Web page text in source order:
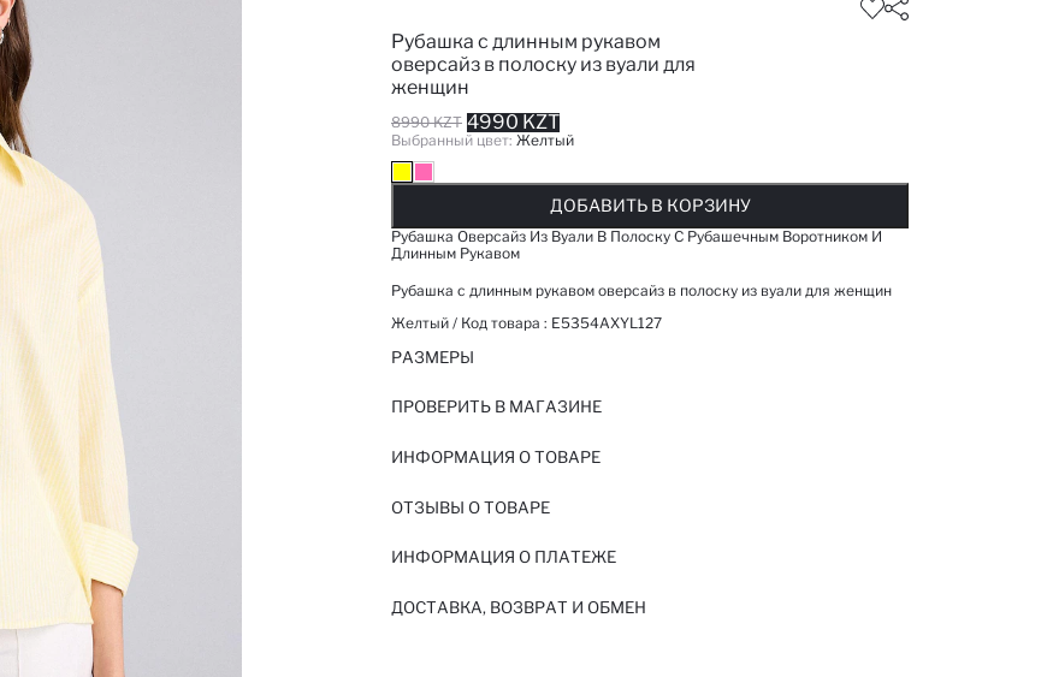
Рубашка с длинным рукавом
оверсайз в полоску из вуали для
женщин
8990 KZT 4990 KZT
Выбранный цвет: Желтый
ДОБАВИТЬ В КОРЗИНУ
Рубашка Оверсайз Из Вуали В Полоску С Рубашечным Воротником И
Длинным Рукавом
Рубашка с длинным рукавом оверсайз в полоску из вуали для женщин
Желтый / Код товара : E5354AXYL127
РАЗМЕРЫ
ПРОВЕРИТЬ В МАГАЗИНЕ
ИНФОРМАЦИЯ О ТОВАРЕ
ОТЗЫВЫ О ТОВАРЕ
ИНФОРМАЦИЯ О ПЛАТЕЖЕ
ДОСТАВКА, ВОЗВРАТ И ОБМЕН